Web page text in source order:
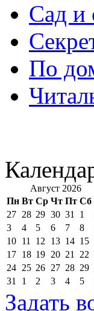
Сад и
По
Август 2026
Пн Вт Ср Чт Пт Сб
27 28 29 30 31 1
3
4 5 6 7 8
10 11 12 13 14 15
17 18 19 20 21 22
24 25 26 27 28 29
31
1 2 3 4 5
Задать